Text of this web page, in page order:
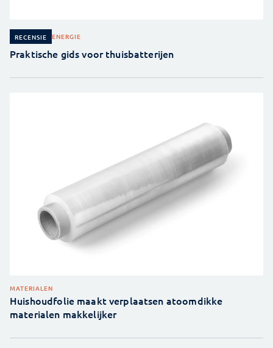
RECENSIE ENERGIE
Praktische gids voor thuisbatterijen
MATERIALEN
Huishoudfolie maakt verplaatsen atoomdikke
materialen makkelijker